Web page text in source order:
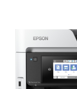
Contactos